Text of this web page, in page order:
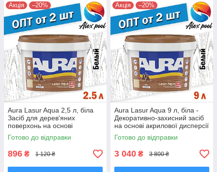
Акція –20%
Aura Lasur Aqua 2,5 л, біла
Засіб для дерев'яних
поверхонь на основі
акрилової дисперсії з
антисептиком
Готово до відправки
896 ₴ 1 120 ₴
Акція –20%
Aura Lasur Aqua 9 л, біла -
Декоративно-захисний засіб
на основі акрилової дисперсії
з антисептиком.
Готово до відправки
3 040 ₴ 3 800 ₴